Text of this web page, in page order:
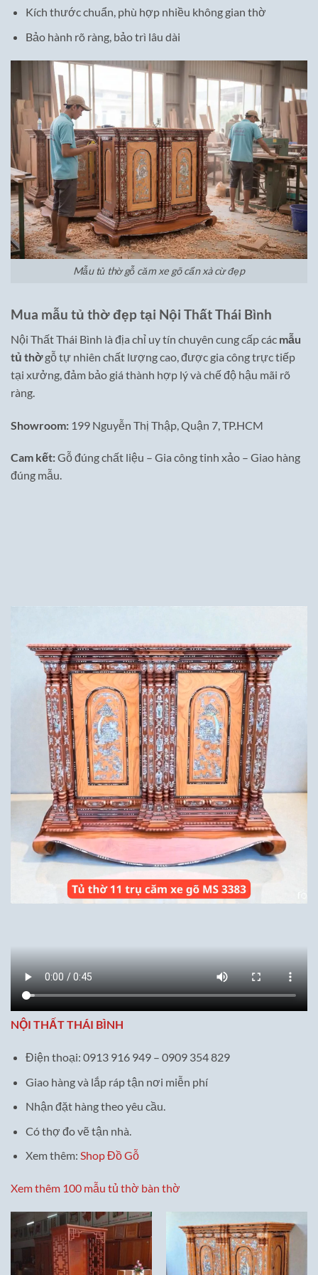
Kích thước chuẩn, phù hợp nhiều không gian thờ
Bảo hành rõ ràng, bảo trì lâu dài
Mẫu tủ thờ gỗ căm xe gõ cẩn xà cừ đẹp
Mua mẫu tủ thờ đẹp tại Nội Thất Thái Bình
Nội Thất Thái Bình là địa chỉ uy tín chuyên cung cấp các mẫu
tủ thờgỗ tự nhiên chất lượng cao, được gia công trực tiếp
tại xưởng, đảm bảo giá thành hợp lý và chế độ hậu mãi rõ
ràng.
Showroom: 199 Nguyễn Thị Thập, Quận 7, TP.HCM
Cam kết:Gỗ đúng chất liệu – Gia công tinh xảo – Giao hàng
đúng mẫu.
NỘI THẤT THÁI BÌNH
Điện thoại: 0913 916 949 – 0909 354 829
Giao hàng và lắp ráp tận nơi miễn phí
Nhận đặt hàng theo yêu cầu.
Có thợ đo vẽ tận nhà.
Xem thêm: Shop Đồ Gỗ
Xem thêm 100 mẫu tủ thờ bàn thờ